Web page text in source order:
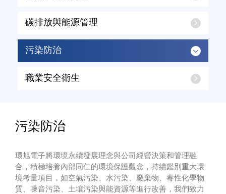
碳排放與能源管理
污染防治
職業安全衛生
污染防治
環旭電子將環境永續發展理念與公司經營決策和管理融
合，積極培養內部同仁的環境保護觀念，持續鑑別重大環
境考量項目，如空氣污染、水污染、廢棄物、毒性化學物
質、噪音污染、土壤污染與能資源等進行改善，我們致力